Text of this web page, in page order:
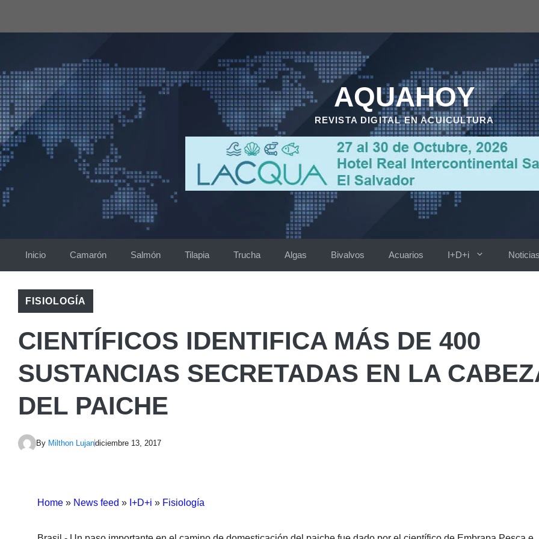
AQUAHOY
REVISTA DIGITAL EN ACUICULTURA
Inicio Camarón Salmón Tilapia Trucha Algas Bivalvos Acuarios I+D+i
FISIOLOGÍA
CIENTÍFICOS IDENTIFICA MÁS DE 400
SUSTANCIAS SECRETADAS EN LA
DEL PAICHE
By Milthon Lujandiciembre 13, 2017
Home » News feed » I+D+i » Fisiología